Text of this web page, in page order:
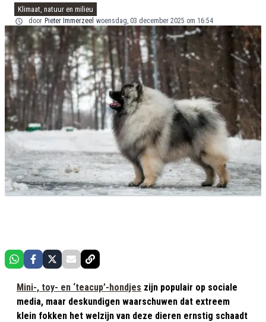
Klimaat, natuur en milieu
door Pieter Immerzeel woensdag, 03 december 2025 om 16:54
Mini-, toy- en ‘teacup’-hondjes zijn populair op sociale
media, maar deskundigen waarschuwen dat extreem
klein fokken het welzijn van deze dieren ernstig schaadt